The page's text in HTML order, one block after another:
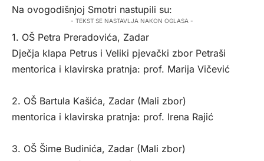
Na ovogodišnjoj Smotri nastupili su:
- TEKST SE NASTAVLJA NAKON OGLASA -
1. OŠ Petra Preradovića, Zadar
Dječja klapa Petrus i Veliki pjevački zbor Petraši
mentorica i klavirska pratnja: prof. Marija Vičević
2. OŠ Bartula Kašića, Zadar (Mali zbor)
mentorica i klavirska pratnja: prof. Irena Rajić
3. OŠ Šime Budinića, Zadar (Mali zbor)